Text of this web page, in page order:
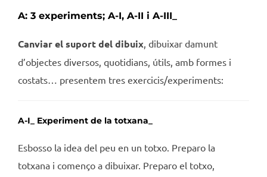
A: 3 experiments; A-I, A-II i A-III_
Canviar el suport del dibuix , dibuixar damunt
d’objectes diversos, quotidians, útils, amb formes i
costats… presentem tres exercicis/experiments:
A-I_ Experiment de la totxana_
Esbosso la idea del peu en un totxo. Preparo la
totxana i començo a dibuixar. Preparo el totxo,